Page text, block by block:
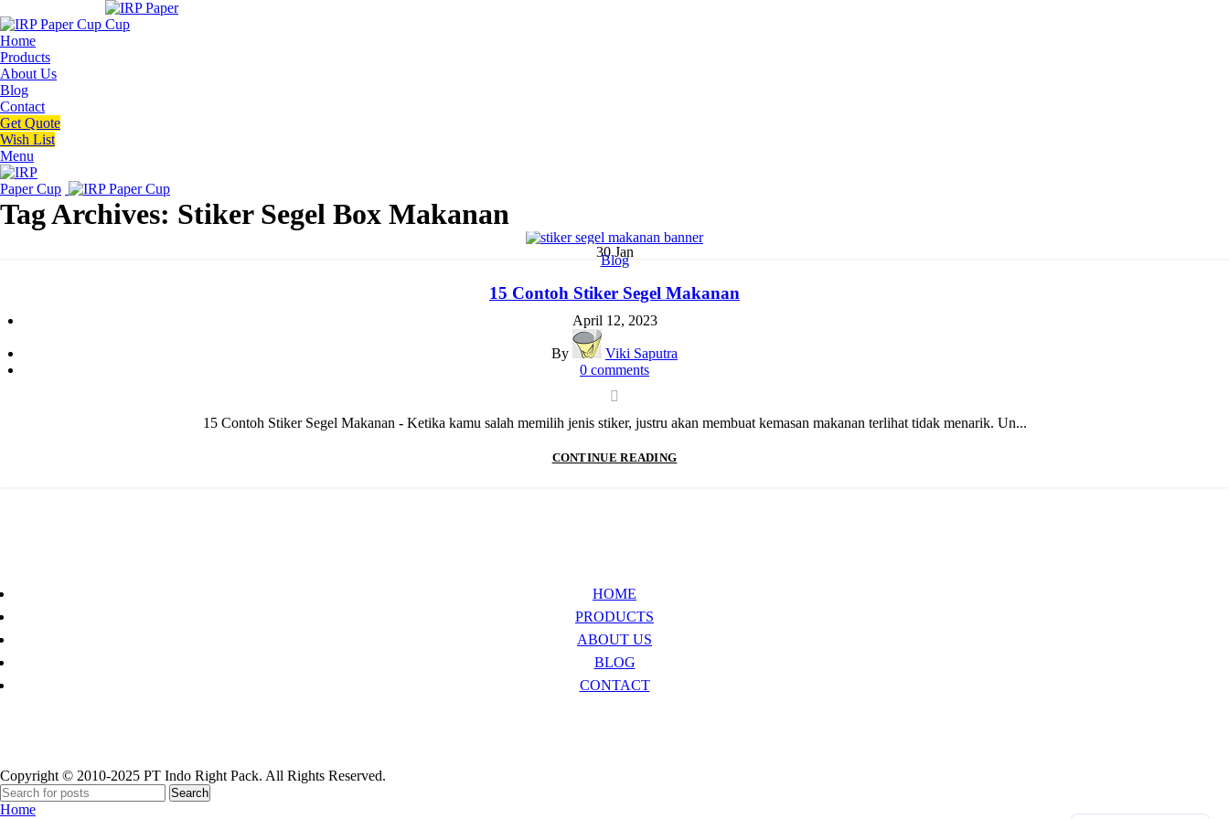
Home
Products
About Us
Blog
Contact
Get Quote
Wish List
Menu
Tag Archives: Stiker Segel Box Makanan
30Jan
Blog
15 Contoh Stiker Segel Makanan
April 12, 2023
By
Viki Saputra
0 comments
15 Contoh Stiker Segel Makanan - Ketika kamu salah memilih jenis stiker, justru akan membuat kemasan makanan terlihat tidak menarik. Un...
CONTINUE READING
HOME
PRODUCTS
ABOUT US
BLOG
CONTACT
Copyright © 2010-2025 PT Indo Right Pack. All Rights Reserved.
Search
Home